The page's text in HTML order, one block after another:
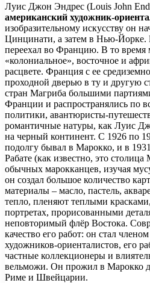
Луис Джон Эндрес (Louis John
американский художник-
изобразительному искусству он
Цинцинати, а затем в Нью-Йорке.
переехал во Францию. В то время
«колониальное», восточное и
расцвете. Франция с ее
проходной дверью в ту и другую
стран Магриба большими
Франции и распространялись по
политики, авантюристы-
романтичные натуры, как Луис
на черный континент. С 1926 по
подолгу бывал в Марокко, и в
Рабате (как известно, это
обычных марокканцев, изучая
он создал большое количество
материалы – масло, пастель,
тепло, пленяют теплыми
портретах, прорисованными
неповторимый флёр Востока.
качество его работ: он стал
художников-ориенталистов, его
частные коллекционеры и
вельможи. Он прожил в Марокко
Риме и Швейцарии.